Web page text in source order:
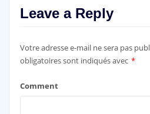
Leave a Reply
Votre adresse e-mail ne sera pas
obligatoires sont indiqués avec *
Comment